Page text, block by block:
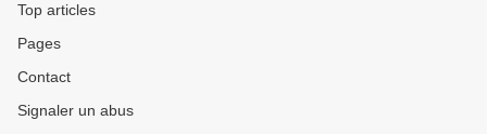
Top articles
Pages
Contact
Signaler un abus